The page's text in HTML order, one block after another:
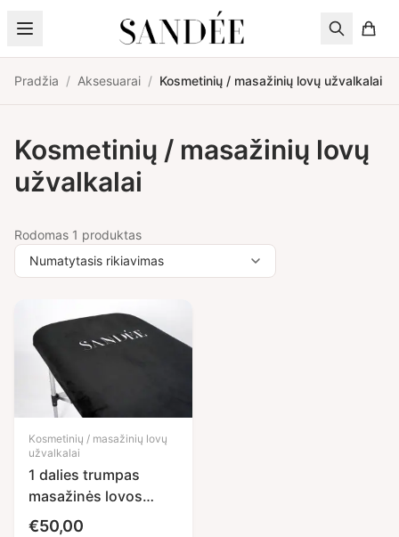
Pereiti prie turinio
Pradžia / Aksesuarai / Kosmetinių / masažinių lovų užvalkalai
Kosmetinių / masažinių lovų
užvalkalai
Rodomas 1 produktas
Kosmetinių / masažinių lovų
užvalkalai
1 dalies trumpas
masažinės lovos
užvalkalas
€50,00